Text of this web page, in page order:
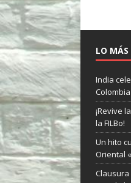
LO MÁS
India
Colombia
¡Revive
la FILBo!
Un hito
Oriental
Clausura